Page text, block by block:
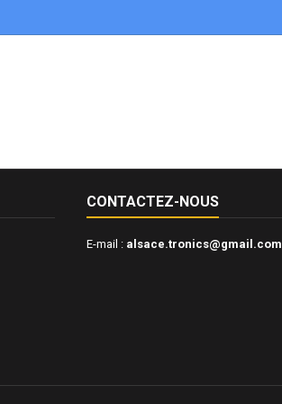
CONTACTEZ-NOUS
E-mail : alsace.tronics@gmail.com